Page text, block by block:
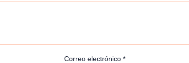
Correo electrónico *